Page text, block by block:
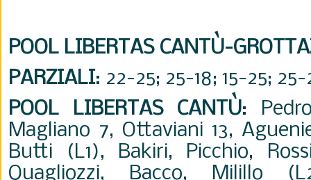
POOL LIBERTAS CANTÙ-
PARZIALI: 22-25; 25-18; 15-25;
POOL LIBERTAS CANTÙ:
Magliano 7, Ottaviani 13,
Butti (L1), Bakiri, Picchio,
Quagliozzi, Bacco, Milillo